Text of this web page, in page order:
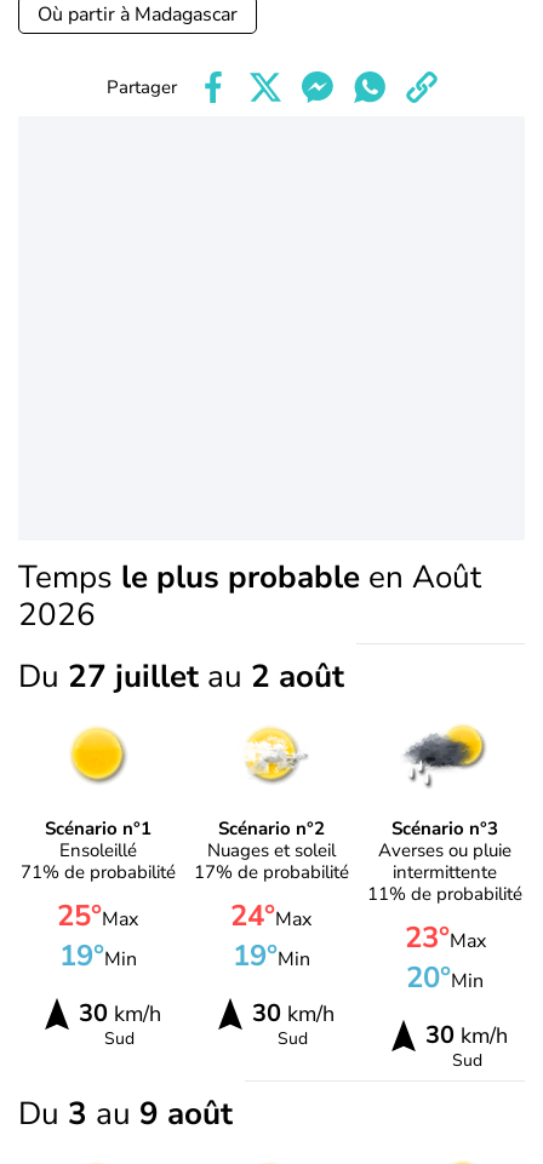
Où partir à Madagascar
Partager
Temps le plus probable en Août
2026
Du 27 juillet au 2 août
Scénario n°1
Ensoleillé
71% de probabilité
25°Max
19°Min
30km/h
Sud
Scénario n°2
Nuages et soleil
17% de probabilité
24°Max
19°Min
30km/h
Sud
Scénario n°3
Averses ou pluie
intermittente
11% de probabilité
23°Max
20°Min
30 km/h
Sud
Du 3 au 9 août